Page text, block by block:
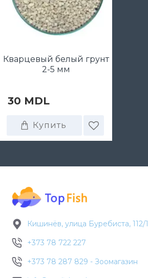
Кварцевый белый грунт
2-5 мм
30 MDL
Купить
Кишинёв, улица Буребиста, 112/1
+373 78 722 227
+373 78 287 829 - Зоомагазин